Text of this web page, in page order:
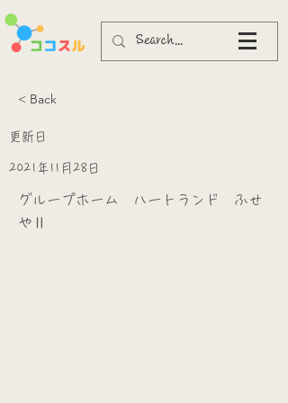
< Back
更新日
2021年11月28日
グループホーム ハートランド ふせ
やⅡ